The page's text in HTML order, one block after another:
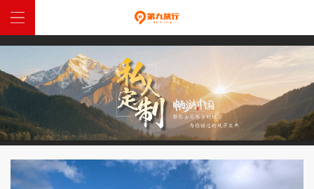
網站首頁
中國定制
全球定制
特惠跟團